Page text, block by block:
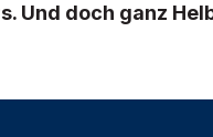
Und doch ganz